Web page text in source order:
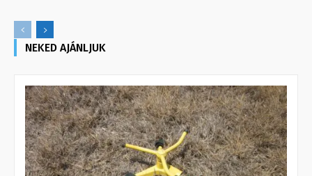
NEKED AJÁNLJUK